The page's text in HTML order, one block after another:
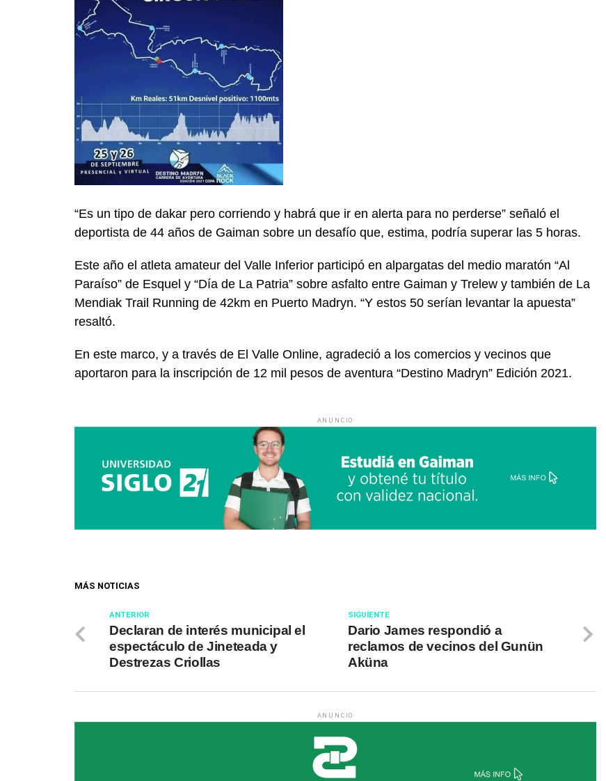
“Es un tipo de dakar pero corriendo y habrá que ir en alerta para no perderse” señaló el
deportista de 44 años de Gaiman sobre un desafío que, estima, podría superar las 5 horas.
Este año el atleta amateur del Valle Inferior participó en alpargatas del medio maratón “Al
Paraíso” de Esquel y “Día de La Patria” sobre asfalto entre Gaiman y Trelew y también de La
Mendiak Trail Running de 42km en Puerto Madryn. “Y estos 50 serían levantar la apuesta”
resaltó.
En este marco, y a través de El Valle Online, agradeció a los comercios y vecinos que
aportaron para la inscripción de 12 mil pesos de aventura “Destino Madryn” Edición 2021.
ANUNCIO
MÁS NOTICIAS
SIGUIENTE
Dario James respondió a
reclamos de vecinos del Gunün
Aküna
ANTERIOR
Declaran de interés municipal el
espectáculo de Jineteada y
Destrezas Criollas
ANUNCIO